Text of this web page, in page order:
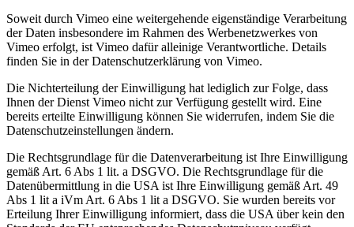
Soweit durch Vimeo eine weitergehende eigenständige Verarbeitung
der Daten insbesondere im Rahmen des Werbenetzwerkes von
Vimeo erfolgt, ist Vimeo dafür alleinige Verantwortliche. Details
finden Sie in der Datenschutzerklärung von Vimeo.
Die Nichterteilung der Einwilligung hat lediglich zur Folge, dass
Ihnen der Dienst Vimeo nicht zur Verfügung gestellt wird. Eine
bereits erteilte Einwilligung können Sie widerrufen, indem Sie die
Datenschutzeinstellungen ändern.
Die Rechtsgrundlage für die Datenverarbeitung ist Ihre Einwilligung
gemäß Art. 6 Abs 1 lit. a DSGVO. Die Rechtsgrundlage für die
Datenübermittlung in die USA ist Ihre Einwilligung gemäß Art. 49
Abs 1 lit a iVm Art. 6 Abs 1 lit a DSGVO. Sie wurden bereits vor
Erteilung Ihrer Einwilligung informiert, dass die USA über kein den